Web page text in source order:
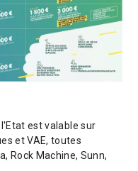
est valable sur
et VAE, toutes
Rock Machine, Sunn,